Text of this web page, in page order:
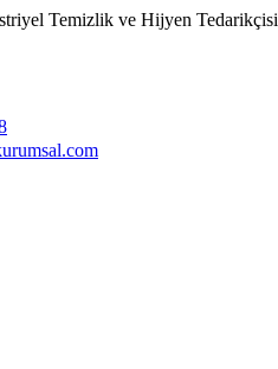
Temizlik ve Hijyen Tedarikçisi